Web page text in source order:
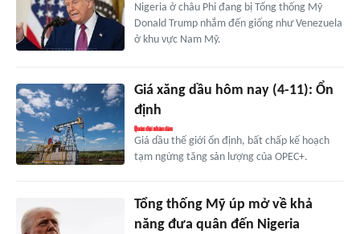
Nigeria ở châu Phi đang bị Tổng thống Mỹ
Donald Trump nhắm đến giống như Venezuela
ở khu vực Nam Mỹ.
Giá xăng dầu hôm nay (4-11): Ổn
định
Giá dầu thế giới ổn định, bất chấp kế hoạch
tạm ngừng tăng sản lượng của OPEC+.
Tổng thống Mỹ úp mở về khả
năng đưa quân đến Nigeria